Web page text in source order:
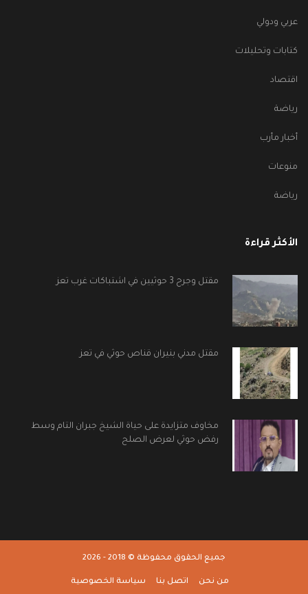
عربي ودولي
كتابات وتحليلات
اقتصاد
رياضة
أخبار مأرب
منوعات
رياضة
الأكثر قراءة
مقتل وجرح 3 حوثيين في اشتباكات غرب تعز
مقتل مدني بنيران قناص حوثي في تعز
مخاوف متزايدة على حياة الشيخ جبران التام وسط
رفض حوثي لعرض الصلح
جميع الحقوق محفوظة © 2018 - 2026
من نحن اتصل بنا سياسة الخصوصية